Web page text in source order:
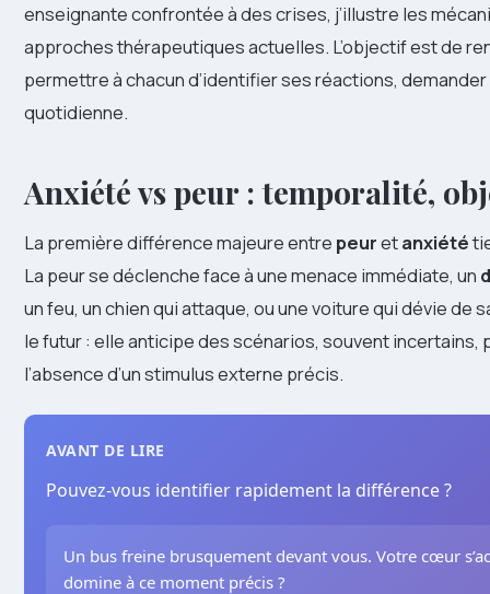
enseignante confrontée à des crises, j’illustre les
approches thérapeutiques actuelles. L’objectif est de
permettre à chacun d’identifier ses réactions,
quotidienne.
Anxiété vs peur : temporalité,
La première différence majeure entre peuretanxiété
La peur se déclenche face à une menace immédiate, un
un feu, un chien qui attaque, ou une voiture qui dévie de
le futur : elle anticipe des scénarios, souvent
l’absence d’un stimulus externe précis.
AVANT DE LIRE
Pouvez-vous identifier rapidement la différence ?
Un bus freine brusquement devant vous. Votre cœur
domine à ce moment précis ?